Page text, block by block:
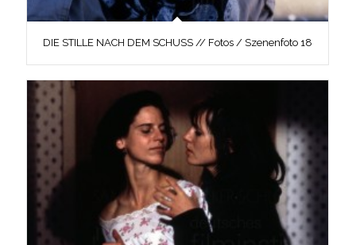
DIE STILLE NACH DEM SCHUSS // Fotos / Szenenfoto 18